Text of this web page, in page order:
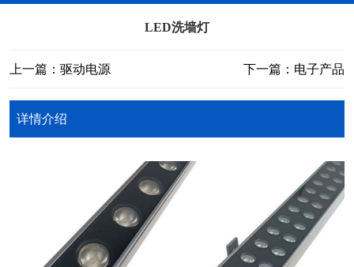
LED洗墙灯
上一篇：驱动电源 下一篇：电子产品
详情介绍